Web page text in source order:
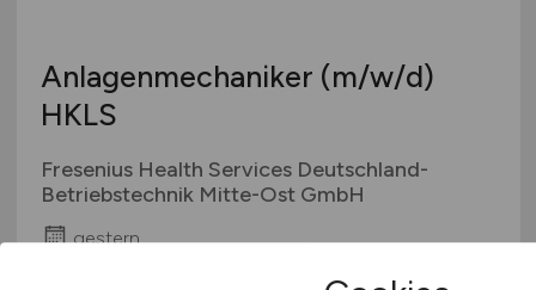
Anlagenmechaniker (m/w/d)
HKLS
Fresenius Health Services Deutschland-
Betriebstechnik Mitte-Ost GmbH
gestern